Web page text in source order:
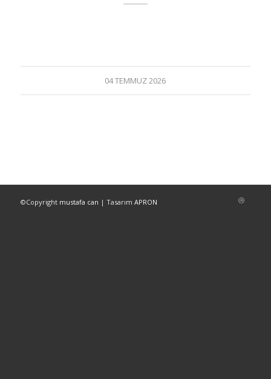
04 TEMMUZ 2026
©Copyright mustafa can | Tasarım APRON